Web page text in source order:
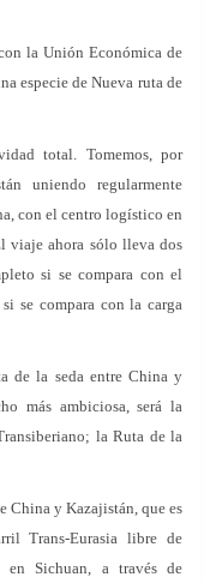
la Unión Económica de
especie de Nueva ruta de
total. Tomemos, por
uniendo regularmente
con el centro logístico en
viaje ahora sólo lleva dos
si se compara con el
se compara con la carga
de la seda entre China y
más ambiciosa, será la
la Ruta de la
China y Kazajistán, que es
Trans-Eurasia libre de
en Sichuan, a través de